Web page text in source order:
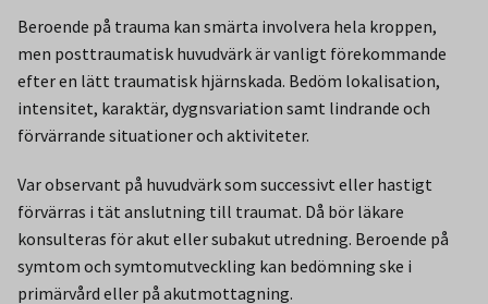
Beroende på trauma kan smärta involvera hela kroppen,
men posttraumatisk huvudvärk är vanligt förekommande
efter en lätt traumatisk hjärnskada. Bedöm lokalisation,
intensitet, karaktär, dygnsvariation samt lindrande och
förvärrande situationer och aktiviteter.
Var observant på huvudvärk som successivt eller hastigt
förvärras i tät anslutning till traumat. Då bör läkare
konsulteras för akut eller subakut utredning. Beroende på
symtom och symtomutveckling kan bedömning ske i
primärvård eller på akutmottagning.